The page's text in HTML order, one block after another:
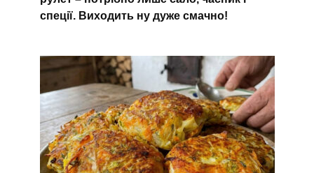
спеції. Виходить ну дуже смачно!